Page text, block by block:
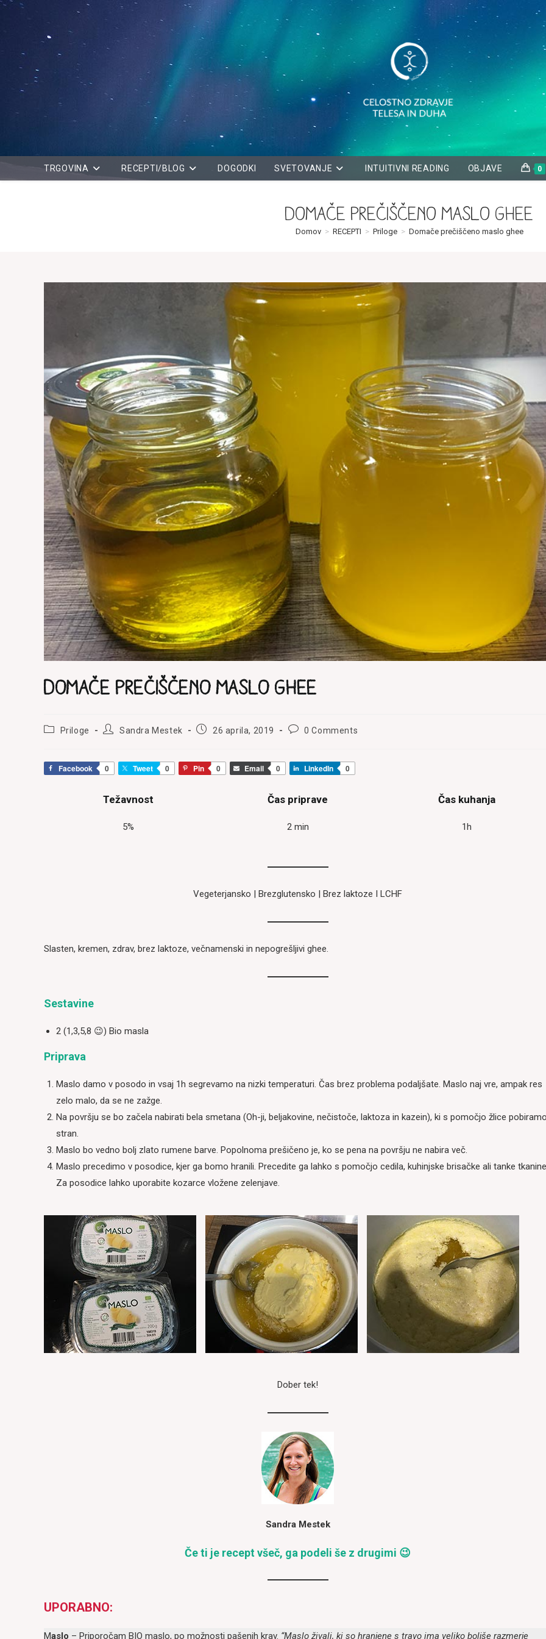
Skip
TRGOVINA RECEPTI/BLOG DOGODKI SVETOVANJE INTUITIVNI READING OBJAVE 0
Domače prečiščeno maslo ghee
Domov > RECEPTI > Priloge > Domače prečiščeno maslo ghee
Domače prečiščeno maslo ghee
PostPriloge
PostSandra Mestek
Post26 aprila, 2019
Post0 Comments
Facebook 0 Tweet 0 Pin 0 Email 0 LinkedIn 0
Težavnost
5%
Čas priprave
2 min
Čas kuhanja
1h
Vegeterjansko | Brezglutensko | Brez laktoze I LCHF
Slasten, kremen, zdrav, brez laktoze, večnamenski in nepogrešljivi ghee.
Sestavine
2 (1,3,5,8 😉) Bio masla
Priprava
Maslo damo v posodo in vsaj 1h segrevamo na nizki temperaturi. Čas brez problema podaljšate. Maslo naj vre, ampak res
zelo malo, da se ne zažge.
Na površju se bo začela nabirati bela smetana (Oh-ji, beljakovine, nečistoče, laktoza in kazein), ki s pomočjo žlice pobiramo
stran.
Maslo bo vedno bolj zlato rumene barve. Popolnoma prešičeno je, ko se pena na površju ne nabira več.
Maslo precedimo v posodice, kjer ga bomo hranili. Precedite ga lahko s pomočjo cedila, kuhinjske brisačke ali tanke
Za posodice lahko uporabite kozarce vložene zelenjave.
Dober tek!
Sandra Mestek
Če ti je recept všeč, ga podeli še z drugimi 😉
UPORABNO:
Maslo – Priporočam BIO maslo, po možnosti pašenih krav. “Maslo živali, ki so hranjene s travo ima veliko boljše razmerje